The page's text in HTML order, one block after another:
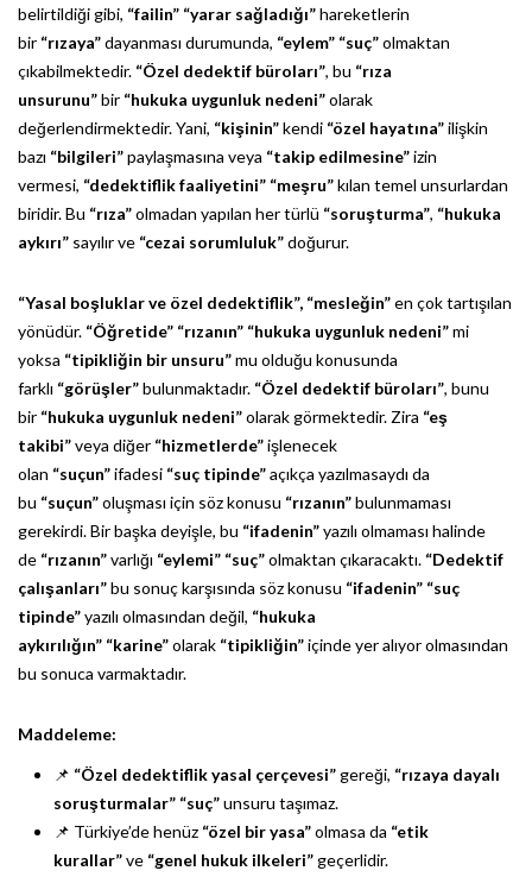
belirtildiği gibi, “failin” “yarar sağladığı”hareketlerin
bir “rızaya”dayanması durumunda, “eylem” “suç”olmaktan
çıkabilmektedir. “Özel dedektif büroları”, bu “rıza
unsurunu”bir “hukuka uygunluk nedeni”olarak
değerlendirmektedir. Yani, “kişinin”kendi “özel hayatına”ilişkin
bazı “bilgileri”paylaşmasına veya “takip edilmesine”izin
vermesi, “dedektiflik faaliyetini” “meşru”kılan temel unsurlardan
biridir. Bu “rıza”olmadan yapılan her türlü “soruşturma”, “hukuka
aykırı” sayılır ve “cezai sorumluluk”doğurur.
“Yasal boşluklar ve özel dedektiflik”, “mesleğin”en çok tartışılan
yönüdür. “Öğretide” “rızanın” “hukuka uygunluk nedeni”mi
yoksa “tipikliğin bir unsuru”mu olduğu konusunda
farklı “görüşler”bulunmaktadır. “Özel dedektif büroları”, bunu
bir “hukuka uygunluk nedeni”olarak görmektedir. Zira “eş
takibi”veya diğer “hizmetlerde”işlenecek
olan “suçun”ifadesi “suç tipinde”açıkça yazılmasaydı da
bu “suçun”oluşması için söz konusu “rızanın”bulunmaması
gerekirdi. Bir başka deyişle, bu “ifadenin”yazılı olmaması halinde
de “rızanın”varlığı “eylemi” “suç”olmaktan çıkaracaktı. “Dedektif
çalışanları”bu sonuç karşısında söz konusu “ifadenin” “suç
tipinde”yazılı olmasından değil, “hukuka
aykırılığın” “karine”olarak “tipikliğin”içinde yer alıyor olmasından
bu sonuca varmaktadır.
Maddeleme:
📌 “Özel dedektiflik yasal çerçevesi”gereği, “rızaya dayalı
soruşturmalar” “suç”unsuru taşımaz.
📌 Türkiye’de henüz “özel bir yasa”olmasa da “etik
kurallar”ve “genel hukuk ilkeleri”geçerlidir.